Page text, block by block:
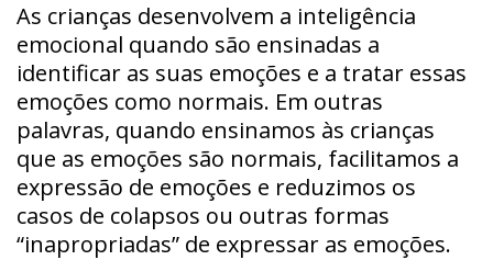
As crianças desenvolvem a inteligência
emocional quando são ensinadas a
identificar as suas emoções e a tratar essas
emoções como normais. Em outras
palavras, quando ensinamos às crianças
que as emoções são normais, facilitamos a
expressão de emoções e reduzimos os
casos de colapsos ou outras formas
“inapropriadas” de expressar as emoções.